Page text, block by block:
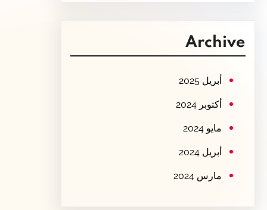
c
Archive
أبريل 2025
أكتوبر 2024
مايو 2024
أبريل 2024
مارس 2024